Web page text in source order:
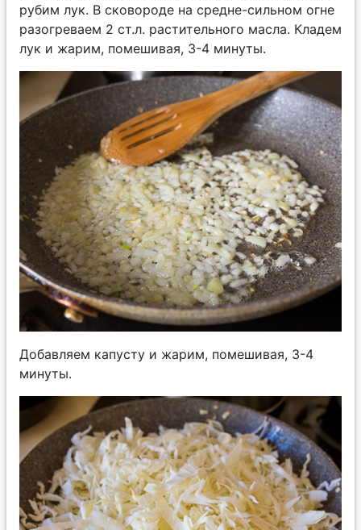
рубим лук. В сковороде на средне-сильном огне
разогреваем 2 ст.л. растительного масла. Кладем
лук и жарим, помешивая, 3-4 минуты.
Добавляем капусту и жарим, помешивая, 3-4
минуты.